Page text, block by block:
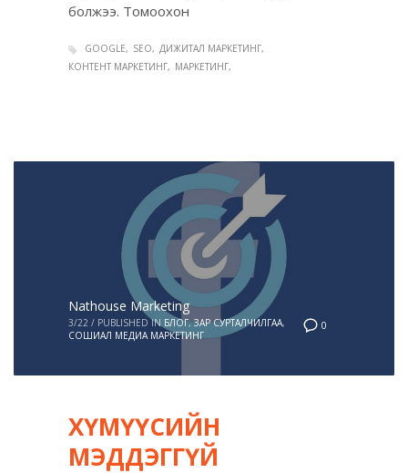
болжээ. Томоохон
GOOGLE SEO
ДИЖИТАЛ МАРКЕТИНГ
КОНТЕНТ МАРКЕТИНГ
МАРКЕТИНГ
0
Nathouse Marketing
3/22 / PUBLISHED IN БЛОГ, ЗАР СУРТАЛЧИЛГАА,
СОШИАЛ МЕДИА МАРКЕТИНГ
ХҮМҮҮСИЙН
МЭДДЭГГҮЙ